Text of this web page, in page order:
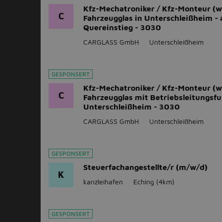
C
Kfz-Mechatroniker / Kfz-Monteur
Fahrzeugglas in Unterschleißheim -
Quereinstieg - 3030
CARGLASS GmbH Unterschleißheim
GESPONSERT
C
Kfz-Mechatroniker / Kfz-Monteur
Fahrzeugglas mit
Unterschleißheim - 3030
CARGLASS GmbH Unterschleißheim
GESPONSERT
K
Steuerfachangestellte/r (m/w/d)
kanzleihafen Eching (4km)
GESPONSERT